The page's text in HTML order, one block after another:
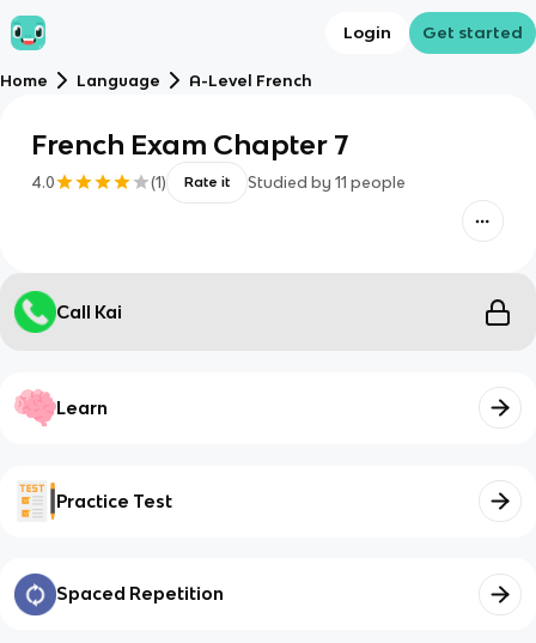
Login Get started
Home Language A-Level French
French Exam Chapter 7
4.0 (1) Rate it Studied by 11 people
Call Kai
Learn
Practice Test
Spaced Repetition